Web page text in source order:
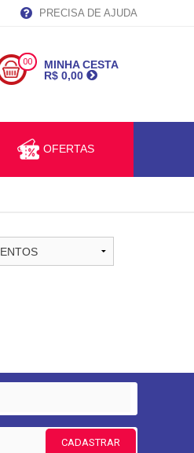
PRECISA DE AJUDA
00
MINHA CESTA
R$ 0,00
OFERTAS
CADASTRAR